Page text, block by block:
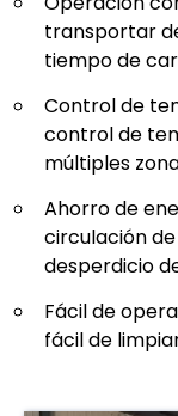
transportar
tiempo de
Control de
control de
múltiples
Ahorro de
circulación
desperdicio
Fácil de
fácil de